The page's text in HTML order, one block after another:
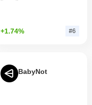
+1.74% #6
BabyNot